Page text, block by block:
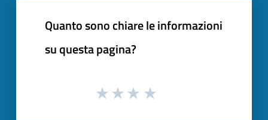
Quanto sono chiare le informazioni
su questa pagina?